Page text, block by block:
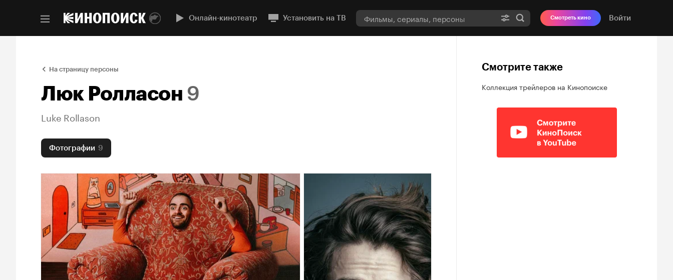
Онлайн-кинотеатр Установить на ТВ Смотреть кино Войти
На страницу персоны
Люк Ролласон 9
Luke Rollason
Фотографии 9
Смотрите также
Коллекция трейлеров на Кинопоиске